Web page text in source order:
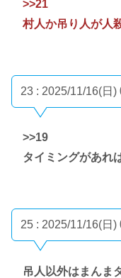
>>21
村人か吊り人が人
23 : 2025/11/16(日)
>>19
タイミングがあれ
25 : 2025/11/16(日)
吊人以外はまんま